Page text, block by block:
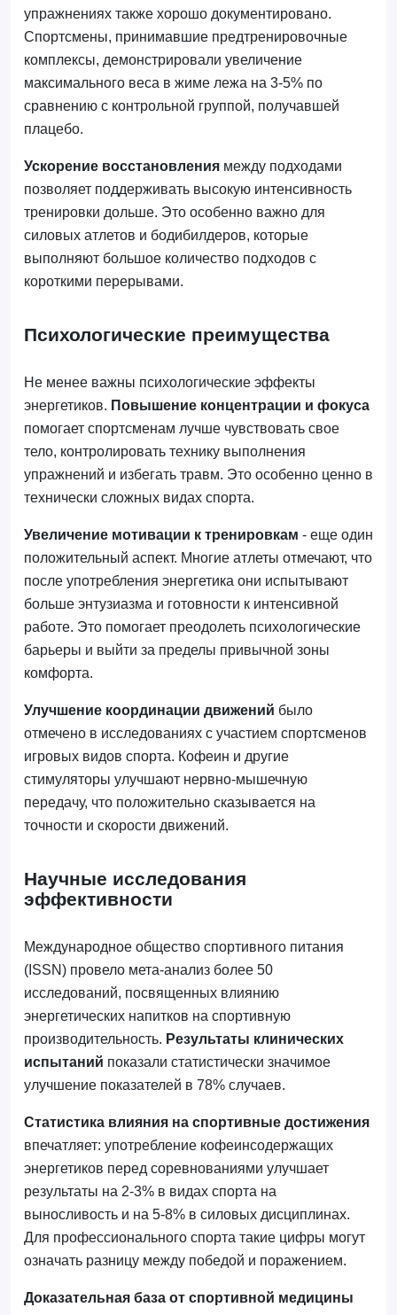
упражнениях также хорошо документировано.
Спортсмены, принимавшие предтренировочные
комплексы, демонстрировали увеличение
максимального веса в жиме лежа на 3-5% по
сравнению с контрольной группой, получавшей
плацебо.
Ускорение восстановлениямежду подходами
позволяет поддерживать высокую интенсивность
тренировки дольше. Это особенно важно для
силовых атлетов и бодибилдеров, которые
выполняют большое количество подходов с
короткими перерывами.
Психологические преимущества
Не менее важны психологические эффекты
энергетиков. Повышение концентрации и фокуса
помогает спортсменам лучше чувствовать свое
тело, контролировать технику выполнения
упражнений и избегать травм. Это особенно ценно в
технически сложных видах спорта.
Увеличение мотивации к тренировкам - еще один
положительный аспект. Многие атлеты отмечают, что
после употребления энергетика они испытывают
больше энтузиазма и готовности к интенсивной
работе. Это помогает преодолеть психологические
барьеры и выйти за пределы привычной зоны
комфорта.
Улучшение координации движений было
отмечено в исследованиях с участием спортсменов
игровых видов спорта. Кофеин и другие
стимуляторы улучшают нервно-мышечную
передачу, что положительно сказывается на
точности и скорости движений.
Научные исследования
эффективности
Международное общество спортивного питания
(ISSN) провело мета-анализ более 50
исследований, посвященных влиянию
энергетических напитков на спортивную
производительность. Результаты клинических
испытаний показали статистически значимое
улучшение показателей в 78% случаев.
Статистика влияния на спортивные достижения
впечатляет: употребление кофеинсодержащих
энергетиков перед соревнованиями улучшает
результаты на 2-3% в видах спорта на
выносливость и на 5-8% в силовых дисциплинах.
Для профессионального спорта такие цифры могут
означать разницу между победой и поражением.
Доказательная база от спортивной медицины